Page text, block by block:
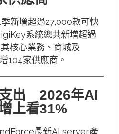
新增超過27,000款可快
系統總共新增超過
核心業務、商城及
104家供應商。
出 2026年AI
上看31%
最新AI server產